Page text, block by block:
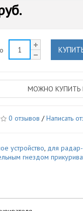
МОЖНО КУПИТЬ
0 отзывов /Написать
устройство, для
гнездом